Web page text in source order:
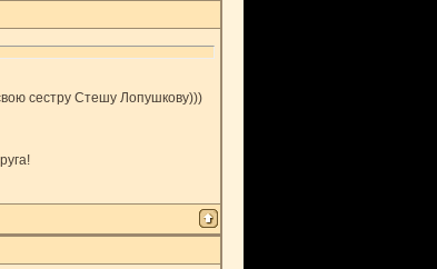
сестру Стешу Лопушкову)))